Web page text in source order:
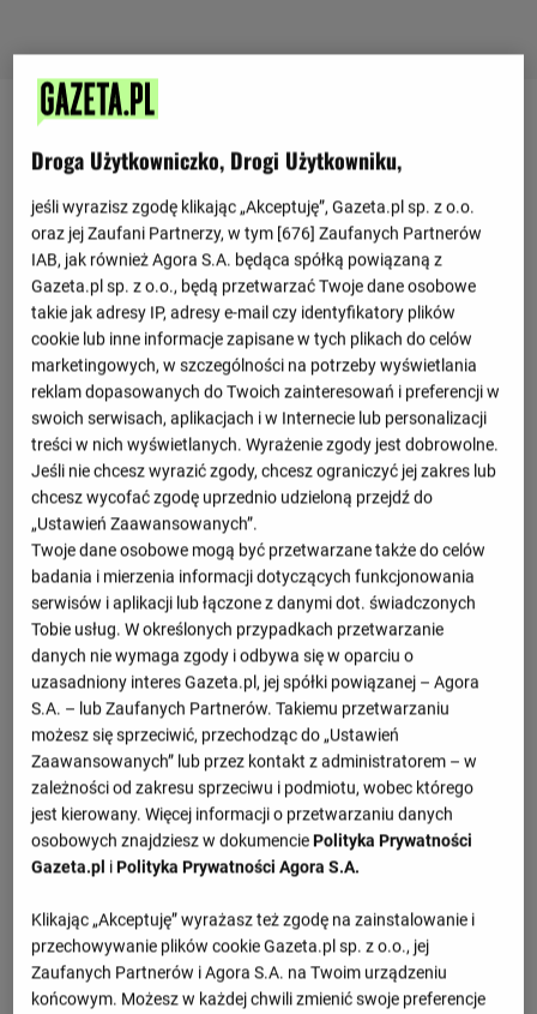
Ostatnie mecze
Monza 0 : 2
0 : 1
Catanzaro
Catanzaro 0 : 2
0 : 0
Monza
Monza 2 : 1
0 : 0
Juve Stabia
Juve Stabia 2 : 2
0 : 0
Monza
Monza 2 : 2 Empoli
Zobacz więcej
Nadchodzące mecze
Monza - : -
14.08, 18:45
Avellino
Zobacz więcej
Włochy 2
1 Venezia 38
2 Frosinone 38 81
Droga Użytkowniczko, Drogi Użytkowniku,
jeśli wyrazisz zgodę klikając „Akceptuję”, Gazeta.pl sp. z o.o.
oraz jej Zaufani Partnerzy, w tym [676] Zaufanych Partnerów
IAB, jak również Agora S.A. będąca spółką powiązaną z
Gazeta.pl sp. z o.o., będą przetwarzać Twoje dane osobowe
takie jak adresy IP, adresy e-mail czy identyfikatory plików
cookie lub inne informacje zapisane w tych plikach do celów
marketingowych, w szczególności na potrzeby wyświetlania
reklam dopasowanych do Twoich zainteresowań i preferencji w
swoich serwisach, aplikacjach i w Internecie lub personalizacji
treści w nich wyświetlanych. Wyrażenie zgody jest dobrowolne.
Jeśli nie chcesz wyrazić zgody, chcesz ograniczyć jej zakres lub
chcesz wycofać zgodę uprzednio udzieloną przejdź do
„Ustawień Zaawansowanych”.
Twoje dane osobowe mogą być przetwarzane także do celów
badania i mierzenia informacji dotyczących funkcjonowania
serwisów i aplikacji lub łączone z danymi dot. świadczonych
Tobie usług. W określonych przypadkach przetwarzanie
danych nie wymaga zgody i odbywa się w oparciu o
uzasadniony interes Gazeta.pl, jej spółki powiązanej – Agora
S.A. – lub Zaufanych Partnerów. Takiemu przetwarzaniu
możesz się sprzeciwić, przechodząc do „Ustawień
Zaawansowanych” lub przez kontakt z administratorem – w
zależności od zakresu sprzeciwu i podmiotu, wobec którego
jest kierowany. Więcej informacji o przetwarzaniu danych
osobowych znajdziesz w dokumenciePolityka Prywatności
Gazeta.pl iPolityka Prywatności Agora S.A.
Klikając „Akceptuję” wyrażasz też zgodę na zainstalowanie i
przechowywanie plików cookie Gazeta.pl sp. z o.o., jej
Zaufanych Partnerów i Agora S.A. na Twoim urządzeniu
końcowym. Możesz w każdej chwili zmienić swoje preferencje